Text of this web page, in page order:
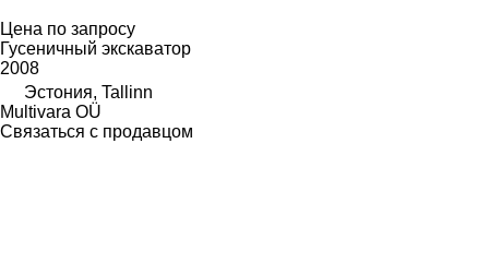
Цена по запросу
Гусеничный экскаватор
2008
Эстония, Tallinn
Multivara OÜ
Связаться с продавцом